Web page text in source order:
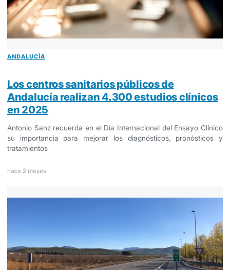
ANDALUCÍA
Los centros sanitarios públicos de
Andalucía realizan 4.300 estudios clínicos
en 2025
Antonio Sanz recuerda en el Día Internacional del Ensayo Clínico
su importancia para mejorar los diagnósticos, pronósticos y
tratamientos
hace 2 meses